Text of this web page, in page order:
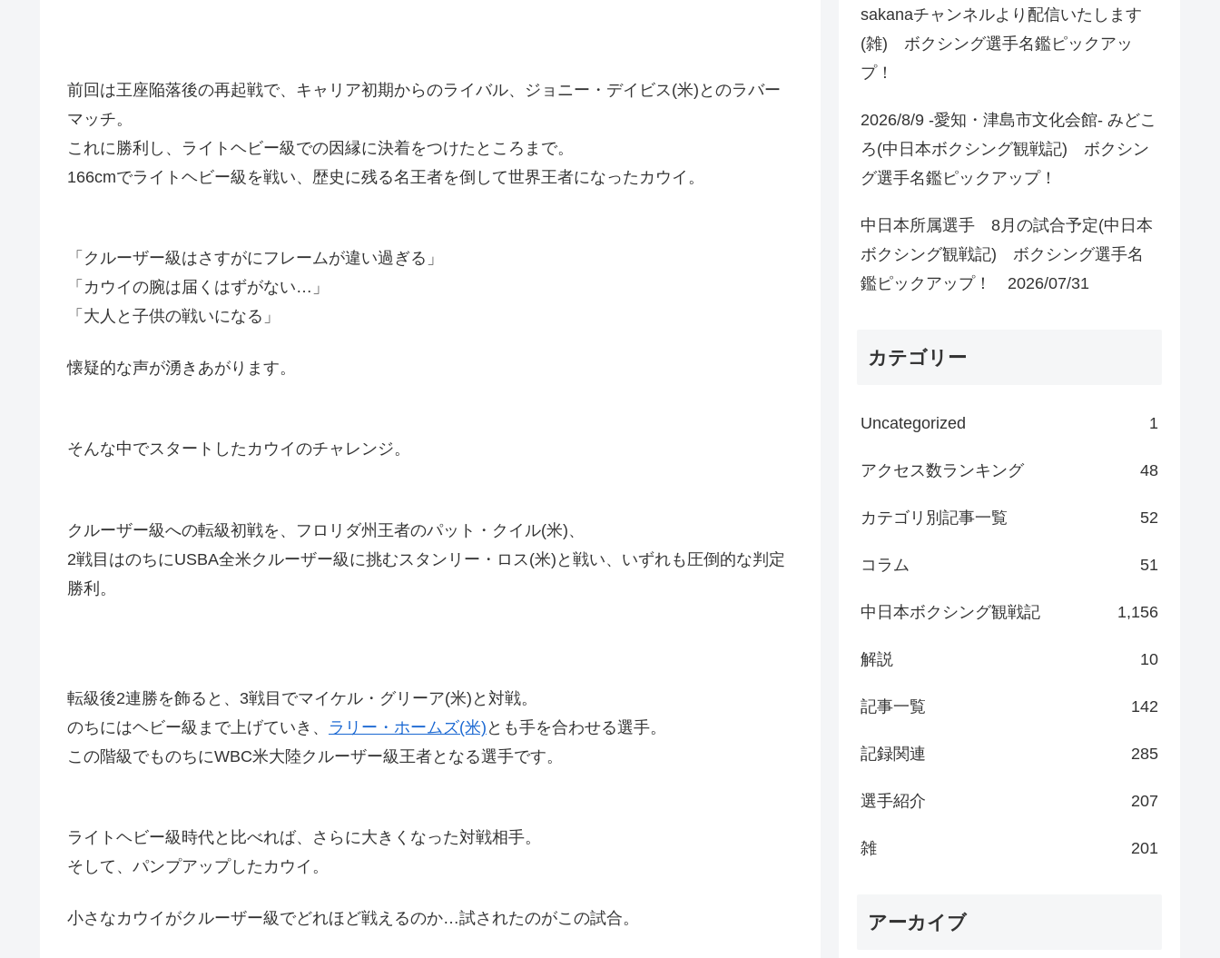
前回は王座陥落後の再起戦で、キャリア初期からのライバル、ジョニー・デイビス(米)とのラバー
マッチ。
これに勝利し、ライトヘビー級での因縁に決着をつけたところまで。
166cmでライトヘビー級を戦い、歴史に残る名王者を倒して世界王者になったカウイ。
「クルーザー級はさすがにフレームが違い過ぎる」
「カウイの腕は届くはずがない…」
「大人と子供の戦いになる」
懐疑的な声が湧きあがります。
そんな中でスタートしたカウイのチャレンジ。
クルーザー級への転級初戦を、フロリダ州王者のパット・クイル(米)、
2戦目はのちにUSBA全米クルーザー級に挑むスタンリー・ロス(米)と戦い、いずれも圧倒的な判定
勝利。
転級後2連勝を飾ると、3戦目でマイケル・グリーア(米)と対戦。
のちにはヘビー級まで上げていき、 ラリー・ホームズ(米) とも手を合わせる選手。
この階級でものちにWBC米大陸クルーザー級王者となる選手です。
ライトヘビー級時代と比べれば、さらに大きくなった対戦相手。
そして、パンプアップしたカウイ。
小さなカウイがクルーザー級でどれほど戦えるのか…試されたのがこの試合。
sakanaチャンネルより配信いたします
(雑) ボクシング選手名鑑ピックアッ
プ！
2026/8/9 -愛知・津島市文化会館- みどこ
ろ(中日本ボクシング観戦記) ボクシン
グ選手名鑑ピックアップ！
中日本所属選手 8月の試合予定(中日本
ボクシング観戦記) ボクシング選手名
鑑ピックアップ！ 2026/07/31
カテゴリー
Uncategorized 1
アクセス数ランキング 48
カテゴリ別記事一覧 52
コラム 51
中日本ボクシング観戦記 1,156
解説 10
記事一覧 142
記録関連 285
選手紹介 207
雑 201
アーカイブ